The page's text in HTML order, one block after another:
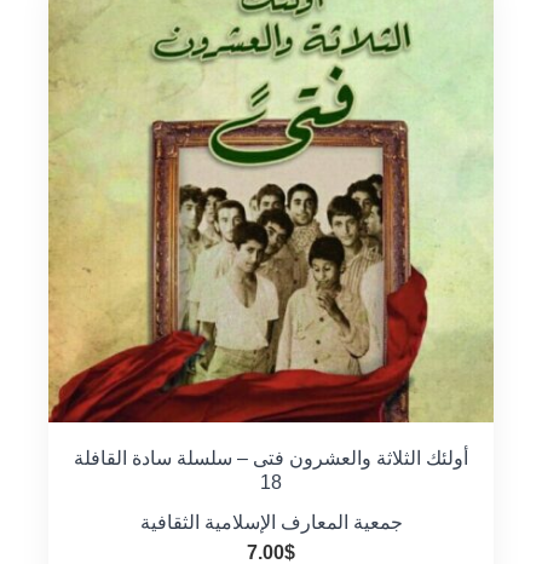
أولئك الثلاثة والعشرون فتى – سلسلة سادة القافلة
18
جمعية المعارف الإسلامية الثقافية
7.00$